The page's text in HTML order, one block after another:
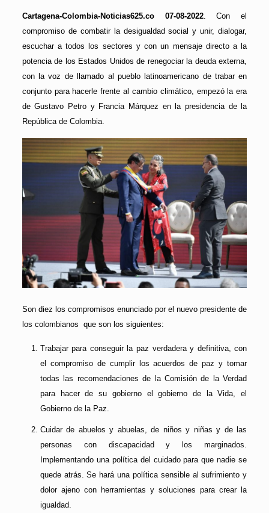
Cartagena-Colombia-Noticias625.co 07-08-2022. Con el
compromiso de combatir la desigualdad social y unir, dialogar,
escuchar a todos los sectores y con un mensaje directo a la
potencia de los Estados Unidos de renegociar la deuda externa,
con la voz de llamado al pueblo latinoamericano de trabar en
conjunto para hacerle frente al cambio climático, empezó la era
de Gustavo Petro y Francia Márquez en la presidencia de la
República de Colombia.
Son diez los compromisos enunciado por el nuevo presidente de
los colombianos que son los siguientes:
Trabajar para conseguir la paz verdadera y definitiva, con
el compromiso de cumplir los acuerdos de paz y tomar
todas las recomendaciones de la Comisión de la Verdad
para hacer de su gobierno el gobierno de la Vida, el
Gobierno de la Paz.
Cuidar de abuelos y abuelas, de niños y niñas y de las
personas con discapacidad y los marginados.
Implementando una política del cuidado para que nadie se
quede atrás. Se hará una política sensible al sufrimiento y
dolor ajeno con herramientas y soluciones para crear la
igualdad.